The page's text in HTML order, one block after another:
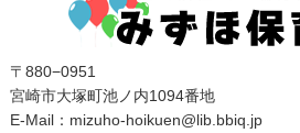
〒880−0951
宮崎市大塚町池ノ内1094番地
E‐Mail：mizuho-hoikuen@lib.bbiq.jp